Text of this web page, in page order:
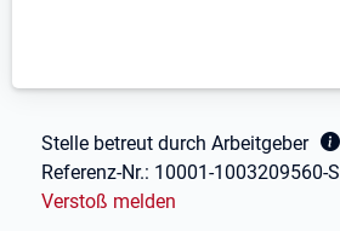
Fußbereich
Stelle betreut durch Arbeitgeber
Referenz-Nr.: 10001-1003209560-S
Verstoß melden